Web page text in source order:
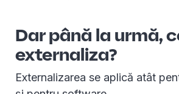
Dar până la urmă,
externaliza?
Externalizarea se aplică atât